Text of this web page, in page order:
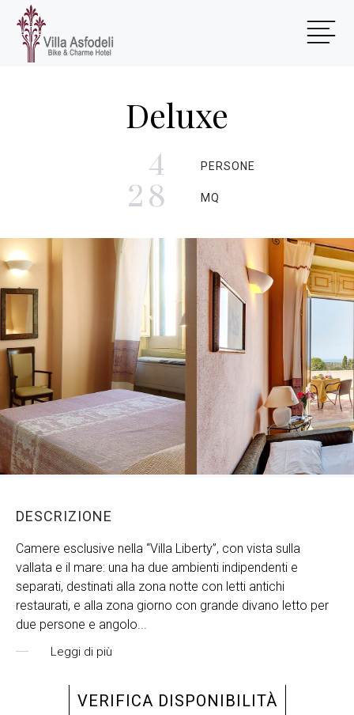
Deluxe
4 PERSONE
28 MQ
DESCRIZIONE
Camere esclusive nella “Villa Liberty”, con vista sulla
vallata e il mare: una ha due ambienti indipendenti e
separati, destinati alla zona notte con letti antichi
restaurati, e alla zona giorno con grande divano letto per
due persone e angolo
Leggi di più
VERIFICA DISPONIBILITÀ